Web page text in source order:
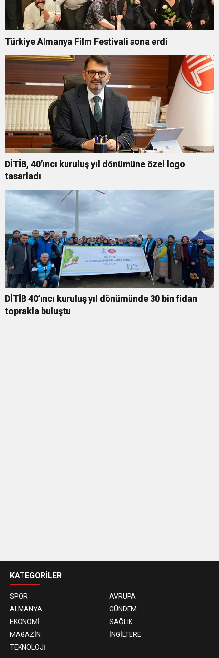
Türkiye Almanya Film Festivali sona erdi
DİTİB, 40’ıncı kuruluş yıl dönümüne özel logo
tasarladı
DİTİB 40’ıncı kuruluş yıl dönümünde 30 bin fidan
toprakla buluştu
siteleri
KATEGORİLER
SPOR
AVRUPA
ALMANYA
GÜNDEM
EKONOMİ
SAĞLIK
MAGAZİN
İNGİLTERE
TEKNOLOJİ